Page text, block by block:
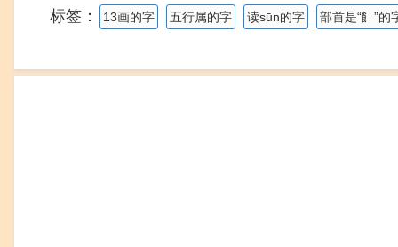
标签： 13画的字 五行属的字 读sūn的字 部首是“飠”的